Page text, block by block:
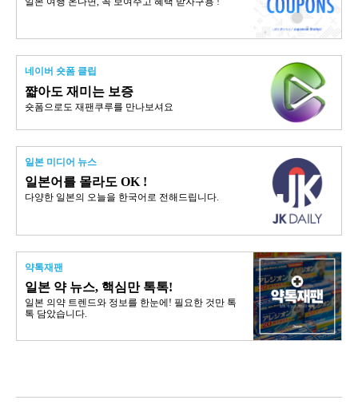
네이버 숏폼 클립
쨟아도 재미는 보증
숏폼으로도 재팬쿠루를 만나보셔요
일본 미디어 뉴스
일본어를 몰라도 OK !
다양한 일본의 오늘을 한국어로 전해드립니다.
약톡재팬
일본 약 뉴스, 핵심만 톡톡!
일본 의약 트렌드와 정보를 한눈에! 필요한 것만 톡
톡 담았습니다.